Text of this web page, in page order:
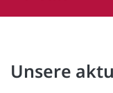
Unsere